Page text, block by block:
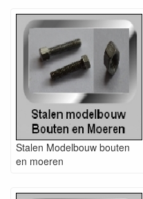
Stalen Modelbouw bouten
en moeren